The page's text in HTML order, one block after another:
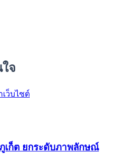
จ
เว็บไซต์
เก็ต ยกระดับภาพลักษณ์